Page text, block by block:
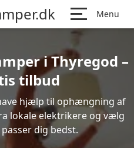
Menu
i Thyregod –
tilbud
hjælp til ophængning af
lokale elektrikere og vælg
dig bedst.